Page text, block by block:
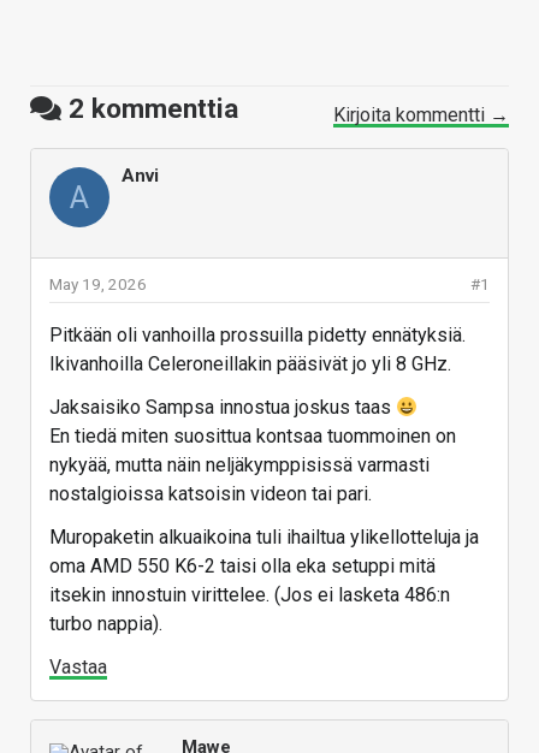
2 kommenttia Kirjoita kommentti →
A
Anvi
#1
May 19, 2026
Pitkään oli vanhoilla prossuilla pidetty ennätyksiä.
Ikivanhoilla Celeroneillakin pääsivät jo yli 8 GHz.
Jaksaisiko Sampsa innostua joskus taas
En tiedä miten suosittua kontsaa tuommoinen on
nykyää, mutta näin neljäkymppisissä varmasti
nostalgioissa katsoisin videon tai pari.
Muropaketin alkuaikoina tuli ihailtua ylikellotteluja ja
oma AMD 550 K6-2 taisi olla eka setuppi mitä
itsekin innostuin virittelee. (Jos ei lasketa 486:n
turbo nappia).
Vastaa
Mawe